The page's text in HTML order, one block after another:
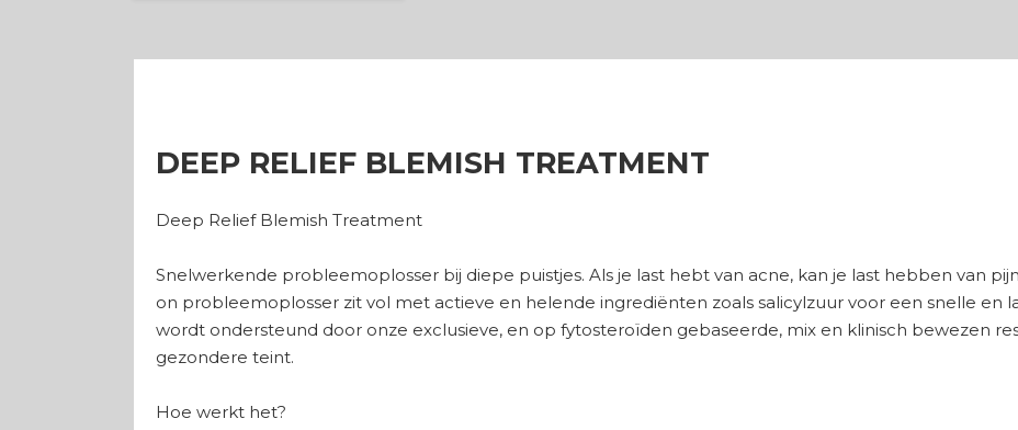
DEEP RELIEF BLEMISH TREATMENT
Deep Relief Blemish Treatment
Snelwerkende probleemoplosser bij diepe puistjes. Als je last hebt van acne, kan je last hebben van
on probleemoplosser zit vol met actieve en helende ingrediënten zoals salicylzuur voor een snelle en
wordt ondersteund door onze exclusieve, en op fytosteroïden gebaseerde, mix en klinisch bewezen
gezondere teint.
Hoe werkt het?